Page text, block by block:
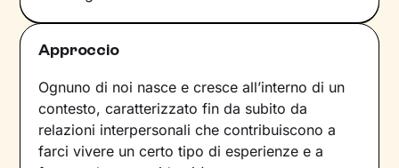
Approccio
Ognuno di noi nasce e cresce all’interno di un
contesto, caratterizzato fin da subito da
relazioni interpersonali che contribuiscono a
farci vivere un certo tipo di esperienze e a